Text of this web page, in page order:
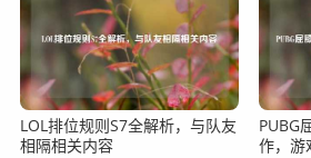
LOL排位规则S7全解析，与队友
相隔相关内容
PUBG
作，游